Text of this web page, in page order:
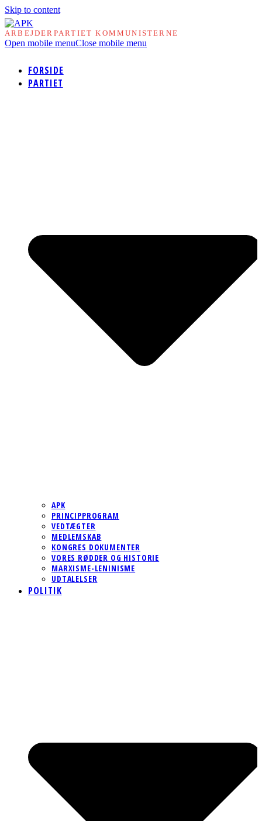
Skip to content
ARBEJDERPARTIET KOMMUNISTERNE
Open mobile menuClose mobile menu
FORSIDE
PARTIET
APK
PRINCIPPROGRAM
VEDTÆGTER
MEDLEMSKAB
KONGRES DOKUMENTER
VORES RØDDER OG HISTORIE
MARXISME-LENINISME
UDTALELSER
POLITIK